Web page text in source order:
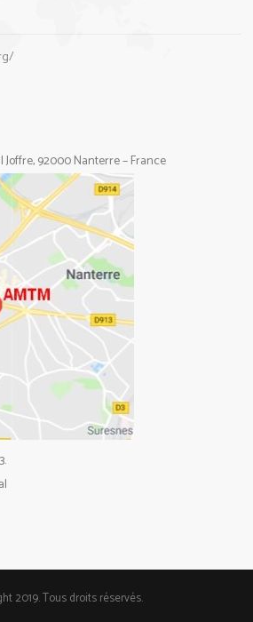
Joffre, 92000 Nanterre – France
2019. Tous droits réservés.